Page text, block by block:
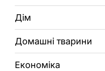
Дім
Домашні тварини
Економіка